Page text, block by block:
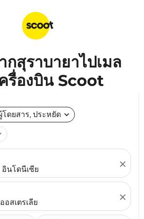
กสุราบายาไปเมล
รื่องบิน Scoot
โดยสาร, ประหยัด expand_more
อินโดนีเซีย
close
อสเตรเลีย
close